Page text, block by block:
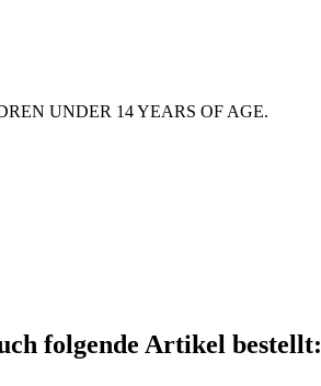
UNDER 14 YEARS OF AGE.
folgende Artikel bestellt: